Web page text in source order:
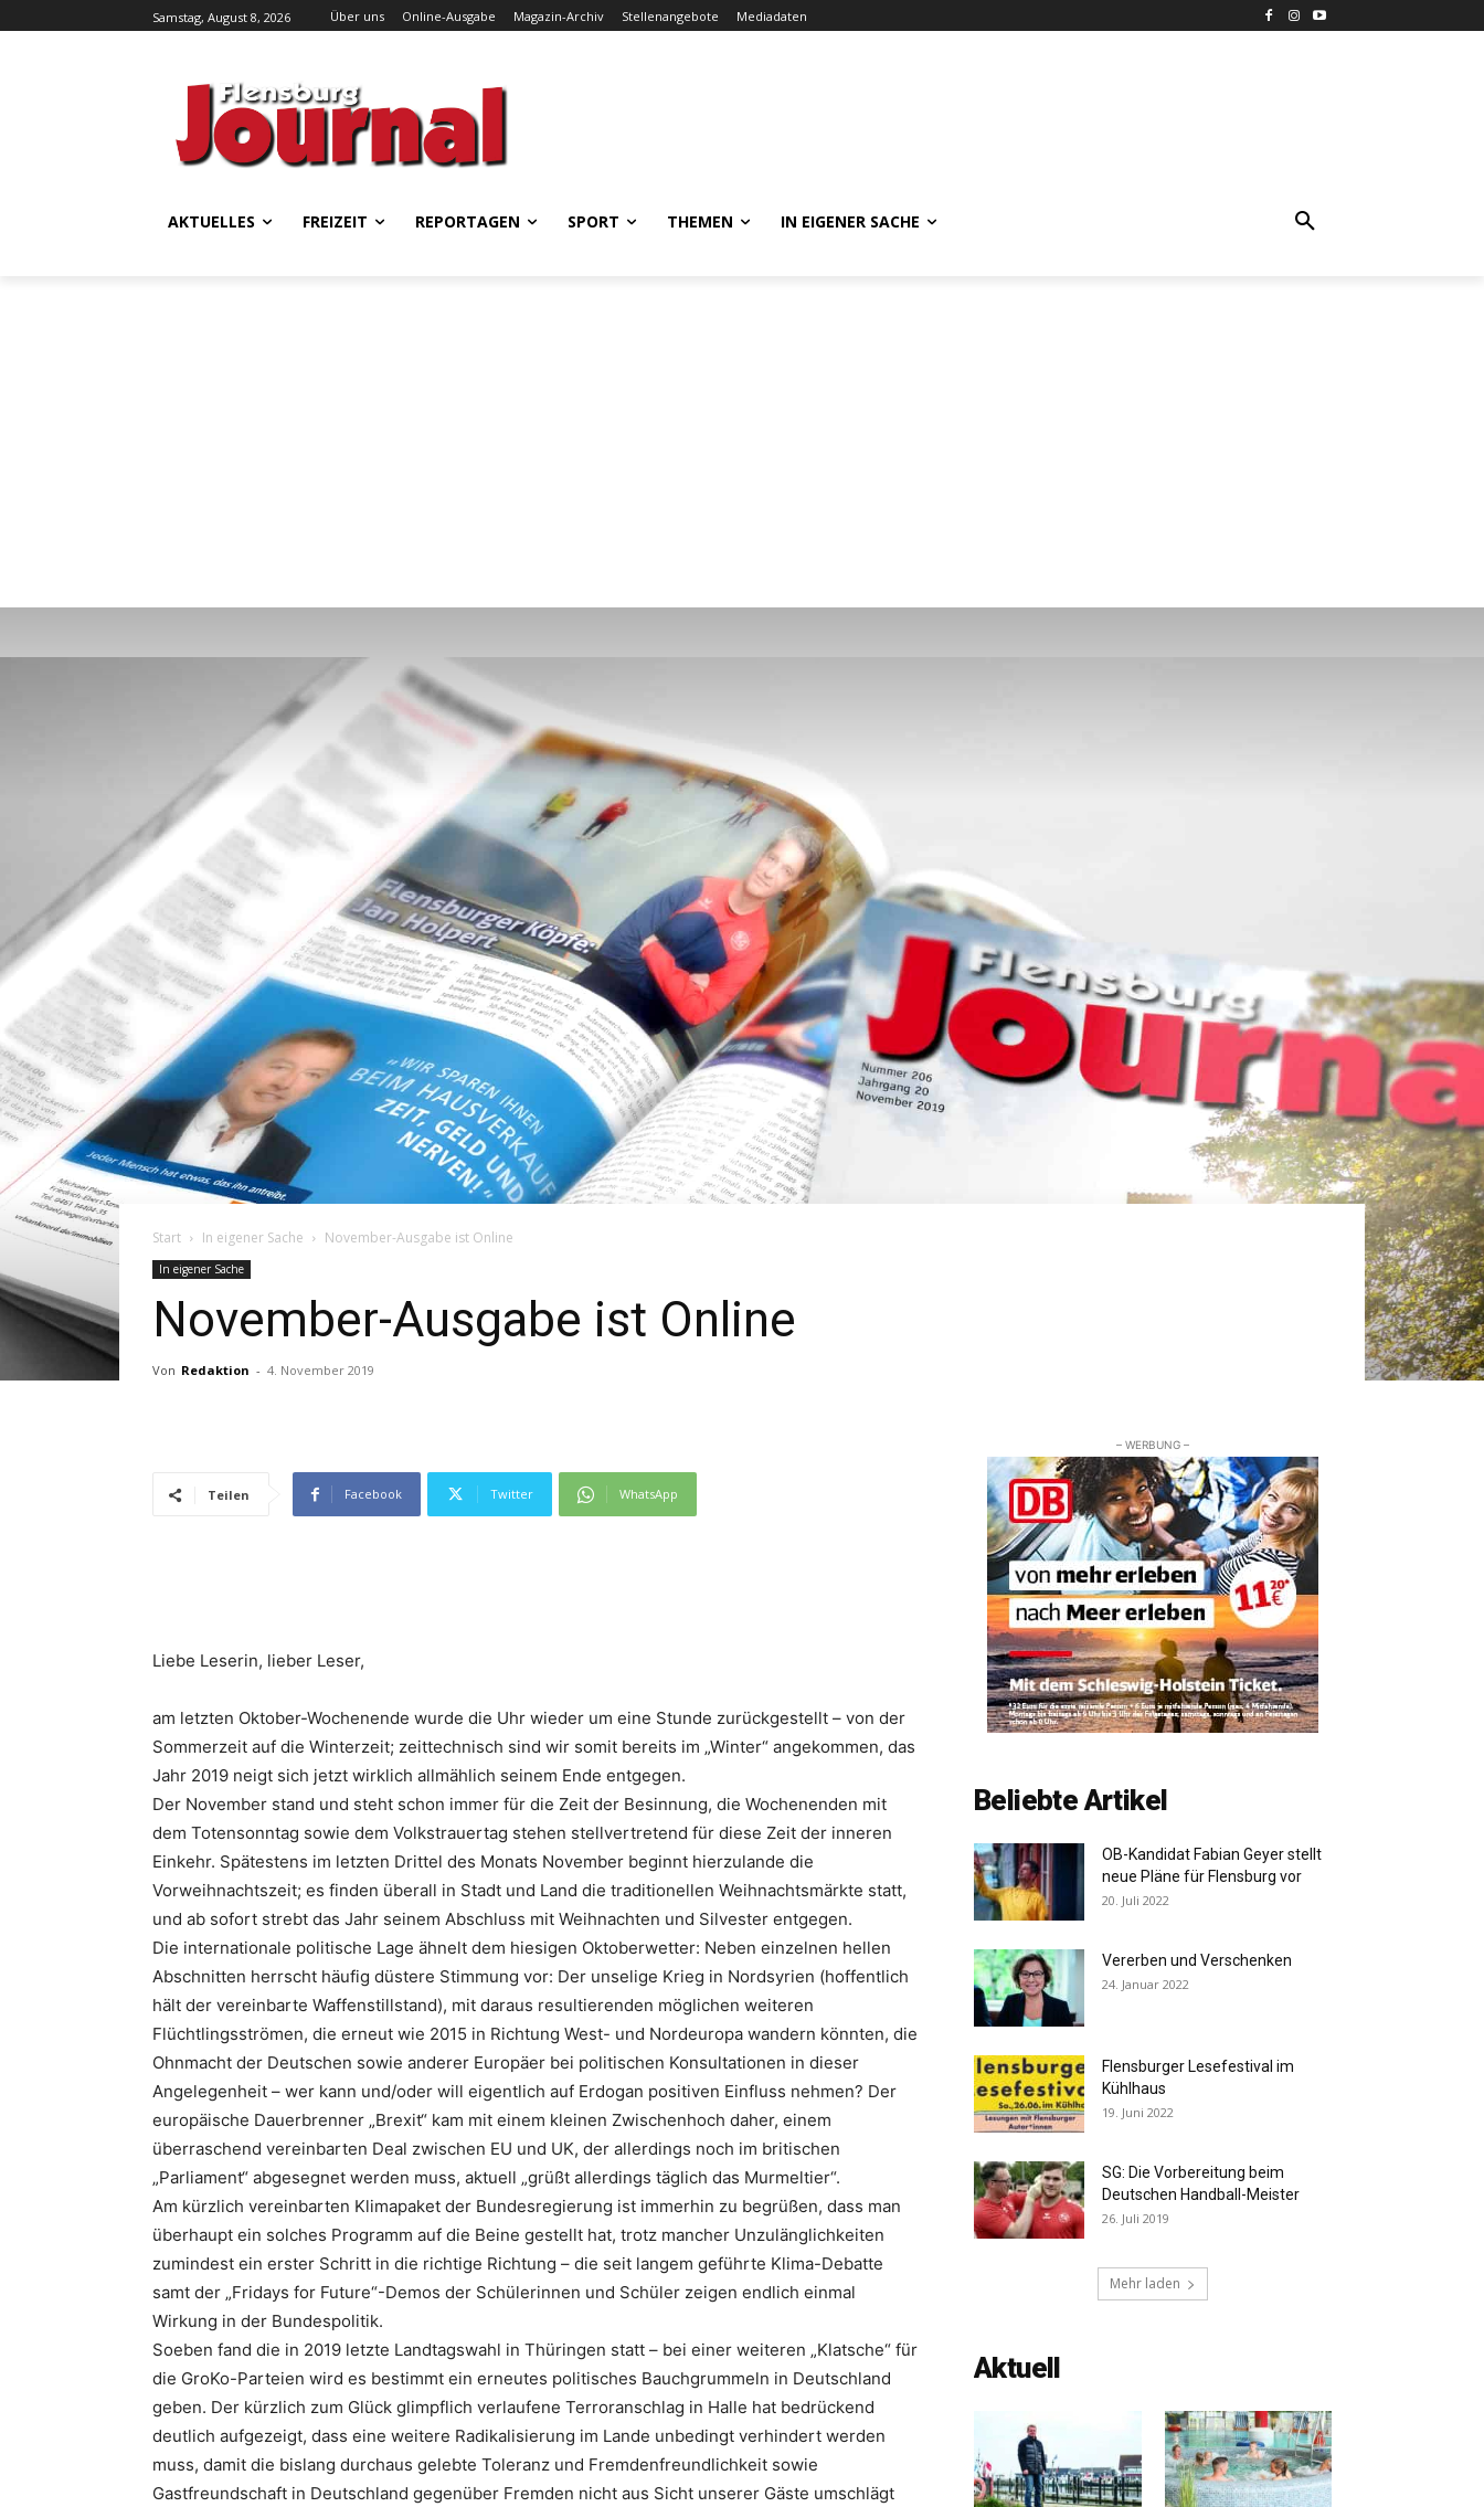
Samstag, August 8, 2026 Über uns Online-Ausgabe Magazin-Archiv Stellenangebote Mediadaten
AKTUELLES FREIZEIT REPORTAGEN SPORT THEMEN IN EIGENER SACHE
Start In eigener Sache November-Ausgabe ist Online
In eigener Sache
November-Ausgabe ist Online
Von Redaktion - 4. November 2019
Teilen Facebook Twitter WhatsApp
Liebe Leserin, lieber Leser,
am letzten Oktober-Wochenende wurde die Uhr wieder um eine Stunde zurückgestellt – von der
Sommerzeit auf die Winterzeit; zeittechnisch sind wir somit bereits im „Winter“ angekommen, das
Jahr 2019 neigt sich jetzt wirklich allmählich seinem Ende entgegen.
Der November stand und steht schon immer für die Zeit der Besinnung, die Wochenenden mit
dem Totensonntag sowie dem Volkstrauertag stehen stellvertretend für diese Zeit der inneren
Einkehr. Spätestens im letzten Drittel des Monats November beginnt hierzulande die
Vorweihnachtszeit; es finden überall in Stadt und Land die traditionellen Weihnachtsmärkte statt,
und ab sofort strebt das Jahr seinem Abschluss mit Weihnachten und Silvester entgegen.
Die internationale politische Lage ähnelt dem hiesigen Oktoberwetter: Neben einzelnen hellen
Abschnitten herrscht häufig düstere Stimmung vor: Der unselige Krieg in Nordsyrien (hoffentlich
hält der vereinbarte Waffenstillstand), mit daraus resultierenden möglichen weiteren
Flüchtlingsströmen, die erneut wie 2015 in Richtung West- und Nordeuropa wandern könnten, die
Ohnmacht der Deutschen sowie anderer Europäer bei politischen Konsultationen in dieser
Angelegenheit – wer kann und/oder will eigentlich auf Erdogan positiven Einfluss nehmen? Der
europäische Dauerbrenner „Brexit“ kam mit einem kleinen Zwischenhoch daher, einem
überraschend vereinbarten Deal zwischen EU und UK, der allerdings noch im britischen
„Parliament“ abgesegnet werden muss, aktuell „grüßt allerdings täglich das Murmeltier“.
Am kürzlich vereinbarten Klimapaket der Bundesregierung ist immerhin zu begrüßen, dass man
überhaupt ein solches Programm auf die Beine gestellt hat, trotz mancher Unzulänglichkeiten
zumindest ein erster Schritt in die richtige Richtung – die seit langem geführte Klima-Debatte
samt der „Fridays for Future“-Demos der Schülerinnen und Schüler zeigen endlich einmal
Wirkung in der Bundespolitik.
Soeben fand die in 2019 letzte Landtagswahl in Thüringen statt – bei einer weiteren „Klatsche“ für
die GroKo-Parteien wird es bestimmt ein erneutes politisches Bauchgrummeln in Deutschland
geben. Der kürzlich zum Glück glimpflich verlaufene Terroranschlag in Halle hat bedrückend
deutlich aufgezeigt, dass eine weitere Radikalisierung im Lande unbedingt verhindert werden
muss, damit die bislang durchaus gelebte Toleranz und Fremdenfreundlichkeit sowie
Gastfreundschaft in Deutschland gegenüber Fremden nicht aus Sicht unserer Gäste umschlägt
– WERBUNG –
Beliebte Artikel
OB-Kandidat Fabian Geyer stellt
neue Pläne für Flensburg vor
20. Juli 2022
Vererben und Verschenken
24. Januar 2022
Flensburger Lesefestival im
Kühlhaus
19. Juni 2022
SG: Die Vorbereitung beim
Deutschen Handball-Meister
26. Juli 2019
Mehr laden
Aktuell